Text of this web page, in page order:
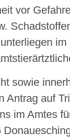
vor
sowie
auf
im Amtes